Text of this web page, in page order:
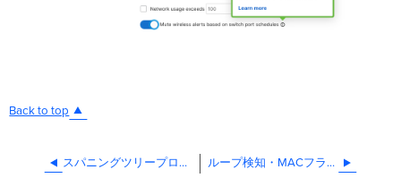
Back to top
スパニングツリープロトコル (STP) ループ検知・MACフラッピング検知